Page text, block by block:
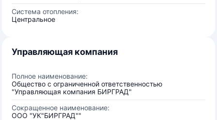
Система отопления:
Центральное
Управляющая компания
Полное наименование:
Общество с ограниченной ответственностью
"Управляющая компания БИРГРАД"
Сокращенное наименование:
ООО "УК"БИРГРАД""